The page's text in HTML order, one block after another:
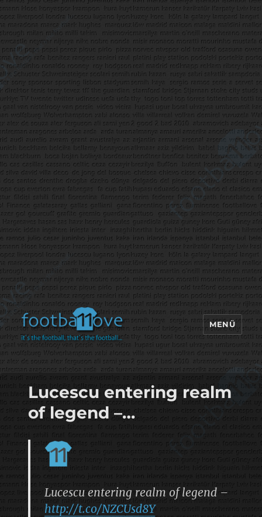
footbaLLove
MENÜ
Lucescu entering realm
of legend –…
Lucescu entering realm of legend –
http://t.co/NZCUsd8Y